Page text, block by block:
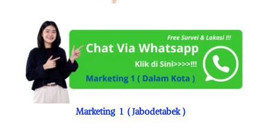
Marketing 1 ( Jabodetabek )